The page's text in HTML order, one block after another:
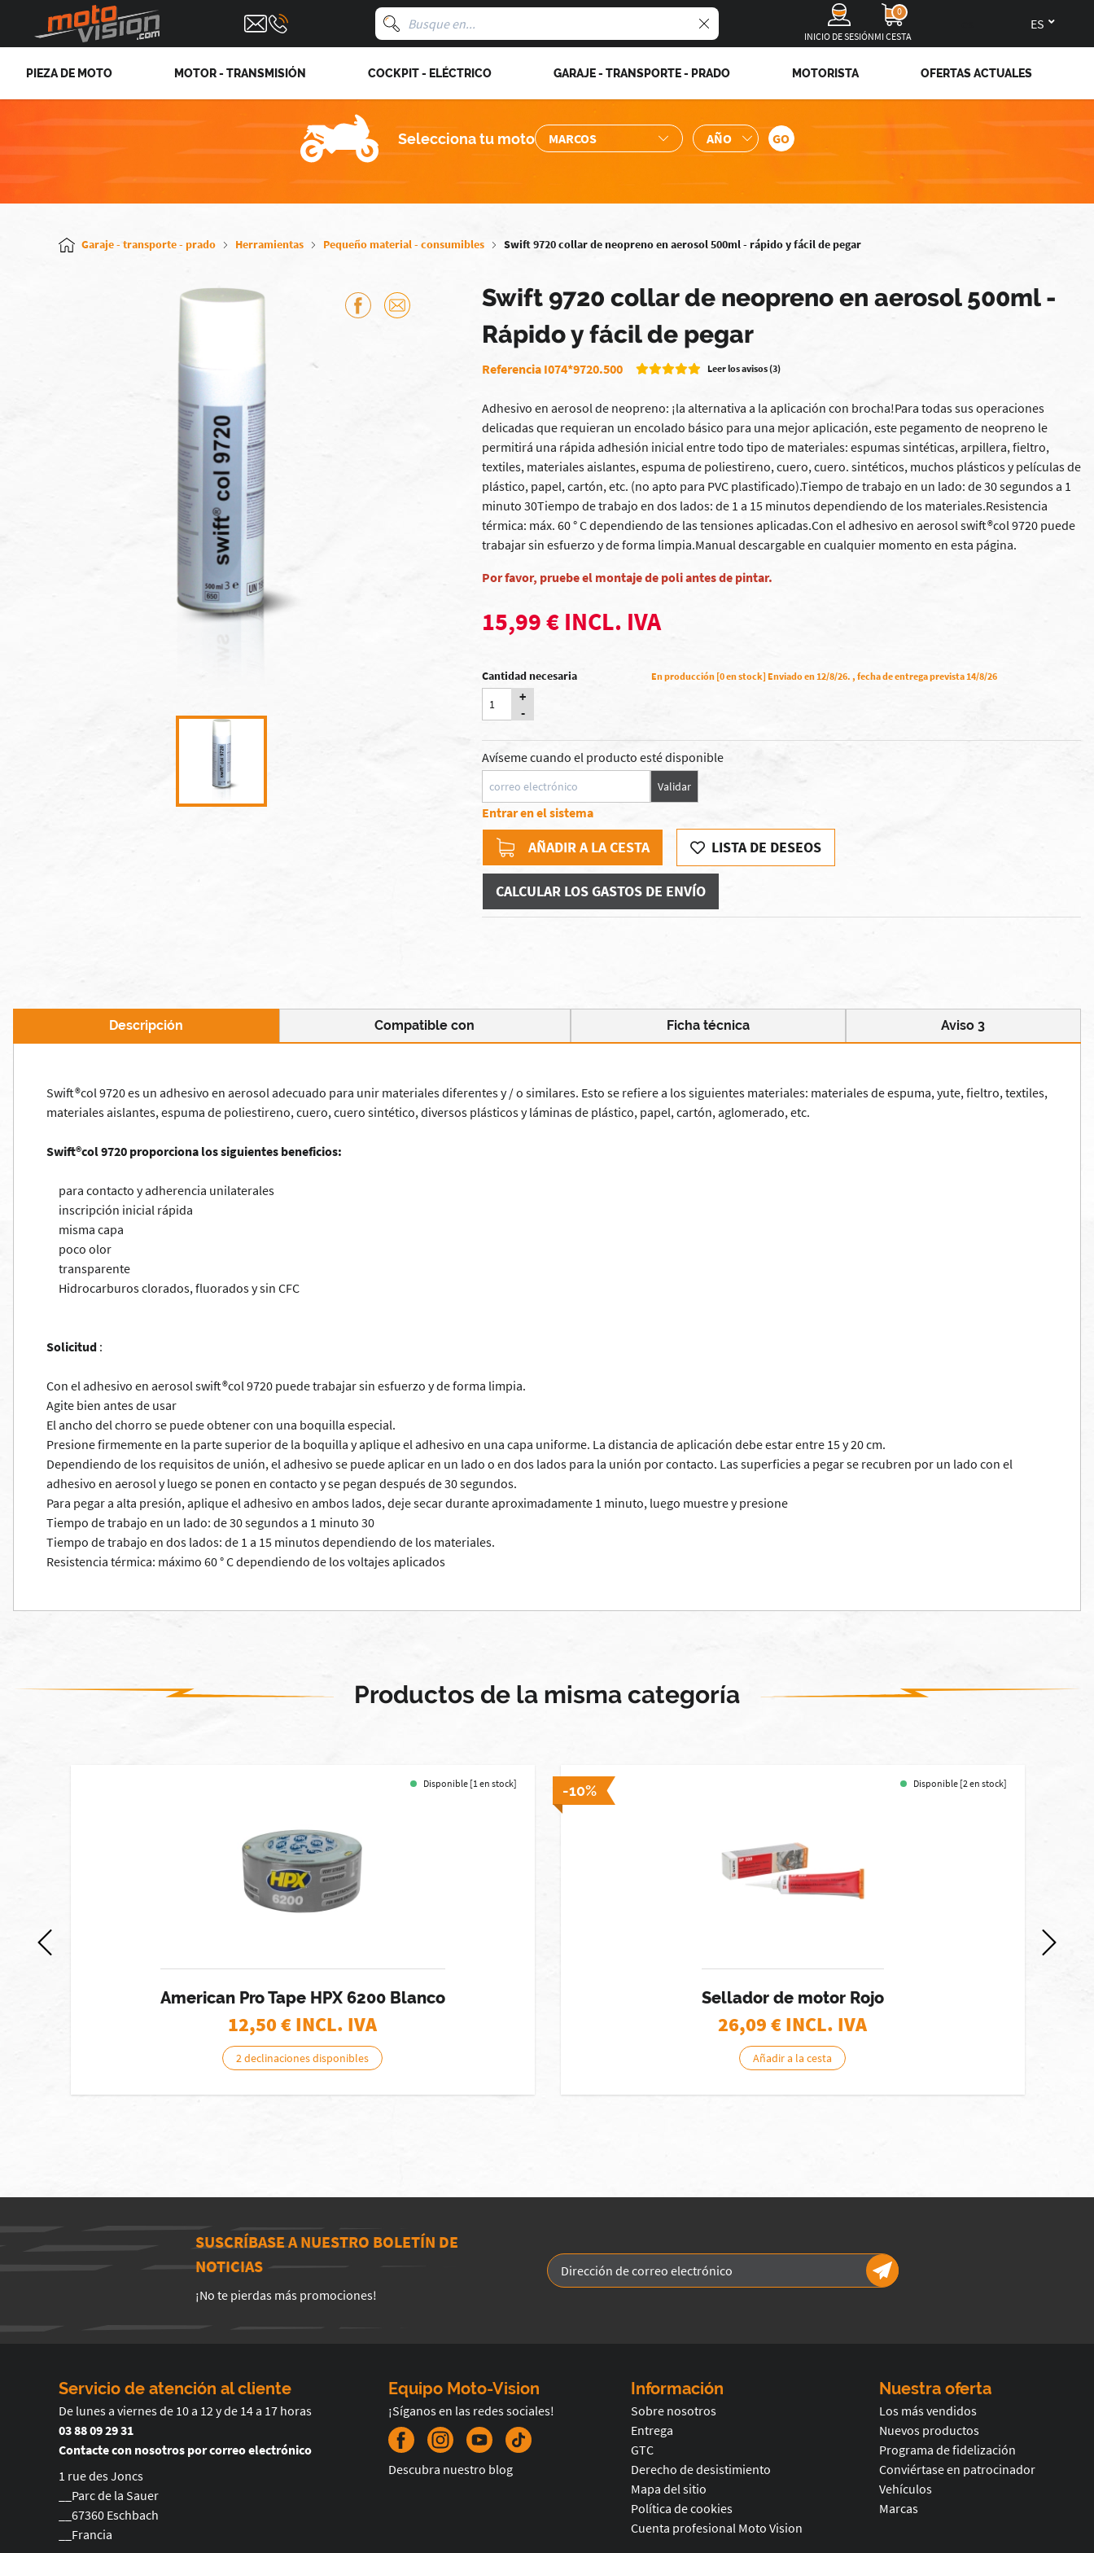
INICIO DE SESIÓN
0
MI CESTA
PIEZA DE MOTO MOTOR - TRANSMISIÓN COCKPIT - ELÉCTRICO GARAJE - TRANSPORTE - PRADO MOTORISTA OFERTAS ACTUALES
Selecciona tu moto
Garaje - transporte - prado Herramientas Pequeño material - consumibles Swift 9720 collar de neopreno en aerosol 500ml - rápido y fácil de pegar
Swift 9720 collar de neopreno en aerosol 500ml -
Rápido y fácil de pegar
Referencia I074*9720.500 Leer los avisos (3)
Adhesivo en aerosol de neopreno: ¡la alternativa a la aplicación con brocha!Para todas sus operaciones
delicadas que requieran un encolado básico para una mejor aplicación, este pegamento de neopreno le
permitirá una rápida adhesión inicial entre todo tipo de materiales: espumas sintéticas, arpillera, fieltro,
textiles, materiales aislantes, espuma de poliestireno, cuero, cuero. sintéticos, muchos plásticos y películas de
plástico, papel, cartón, etc. (no apto para PVC plastificado).Tiempo de trabajo en un lado: de 30 segundos a 1
minuto 30Tiempo de trabajo en dos lados: de 1 a 15 minutos dependiendo de los materiales.Resistencia
térmica: máx. 60 ° C dependiendo de las tensiones aplicadas.Con el adhesivo en aerosol swift®col 9720 puede
trabajar sin esfuerzo y de forma limpia.Manual descargable en cualquier momento en esta página.
Por favor, pruebe el montaje de poli antes de pintar.
15,99 € INCL. IVA
Cantidad necesaria
+
-
En producción [0 en stock] Enviado en 12/8/26. , fecha de entrega prevista 14/8/26
Avíseme cuando el producto esté disponible
Validar
Entrar en el sistema
AÑADIR A LA CESTA LISTA DE DESEOS
CALCULAR LOS GASTOS DE ENVÍO
Descripción Compatible con Ficha técnica Aviso 3
Swift®col 9720 es un adhesivo en aerosol adecuado para unir materiales diferentes y / o similares. Esto se refiere a los siguientes materiales: materiales de espuma, yute, fieltro, textiles,
materiales aislantes, espuma de poliestireno, cuero, cuero sintético, diversos plásticos y láminas de plástico, papel, cartón, aglomerado, etc.
Swift®col 9720 proporciona los siguientes beneficios:
para contacto y adherencia unilaterales
inscripción inicial rápida
misma capa
poco olor
transparente
Hidrocarburos clorados, fluorados y sin CFC
Solicitud :
Con el adhesivo en aerosol swift®col 9720 puede trabajar sin esfuerzo y de forma limpia.
Agite bien antes de usar
El ancho del chorro se puede obtener con una boquilla especial.
Presione firmemente en la parte superior de la boquilla y aplique el adhesivo en una capa uniforme. La distancia de aplicación debe estar entre 15 y 20 cm.
Dependiendo de los requisitos de unión, el adhesivo se puede aplicar en un lado o en dos lados para la unión por contacto. Las superficies a pegar se recubren por un lado con el
adhesivo en aerosol y luego se ponen en contacto y se pegan después de 30 segundos.
Para pegar a alta presión, aplique el adhesivo en ambos lados, deje secar durante aproximadamente 1 minuto, luego muestre y presione
Tiempo de trabajo en un lado: de 30 segundos a 1 minuto 30
Tiempo de trabajo en dos lados: de 1 a 15 minutos dependiendo de los materiales.
Resistencia térmica: máximo 60 ° C dependiendo de los voltajes aplicados
Productos de la misma categoría
Disponible [1 en stock]
American Pro Tape HPX 6200 Blanco
12,50€ INCL. IVA
2 declinaciones disponibles
-10% Disponible [2 en stock]
Sellador de motor Rojo
26,09€ INCL. IVA
Añadir a la cesta
SUSCRÍBASE A NUESTRO BOLETÍN DE
NOTICIAS
¡No te pierdas más promociones!
Servicio de atención al cliente
De lunes a viernes de 10 a 12 y de 14 a 17 horas
03 88 09 29 31
Contacte con nosotros por correo electrónico
1 rue des Joncs
__Parc de la Sauer
__67360 Eschbach
__Francia
Equipo Moto-Vision
¡Síganos en las redes sociales!
Descubra nuestro blog
Información
Sobre nosotros
Entrega
GTC
Derecho de desistimiento
Mapa del sitio
Política de cookies
Cuenta profesional Moto Vision
Nuestra oferta
Los más vendidos
Nuevos productos
Programa de fidelización
Conviértase en patrocinador
Vehículos
Marcas